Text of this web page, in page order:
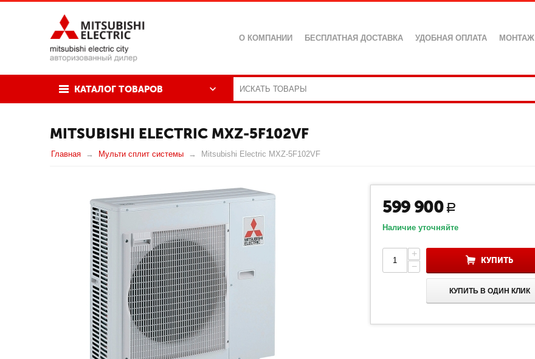
О КОМПАНИИ БЕСПЛАТНАЯ ДОСТАВКА УДОБНАЯ ОПЛАТА МОНТАЖ
КАТАЛОГ ТОВАРОВ
MITSUBISHI ELECTRIC MXZ-5F102VF
Главная Мульти сплит системы Mitsubishi Electric MXZ-5F102VF
599 900 Р
Наличие уточняйте
+
−
КУПИТЬ
КУПИТЬ В ОДИН КЛИК